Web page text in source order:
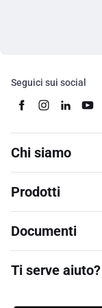
Seguici sui social
Chi siamo
Prodotti
Documenti
Ti serve aiuto?